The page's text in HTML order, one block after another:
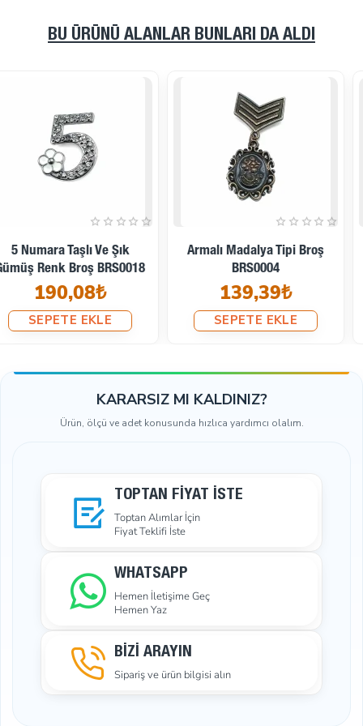
BU ÜRÜNÜ ALANLAR BUNLARI DA ALDI
Askeri Armalı Madalya Tipi
Antik Sarı Broş BRS0025
144,00₺
SEPETE EKLE
Bayan Yüzü Altın Renk
Madalya Tipi Broş BRS0003
184,32₺
SEPETE EKLE
KARARSIZ MI KALDINIZ?
Ürün, ölçü ve adet konusunda hızlıca yardımcı olalım.
TOPTAN FIYAT İSTE
Toptan Alımlar İçin
Fiyat Teklifi İste
WHATSAPP
Hemen İletişime Geç
Hemen Yaz
BİZİ ARAYIN
Sipariş ve ürün bilgisi alın